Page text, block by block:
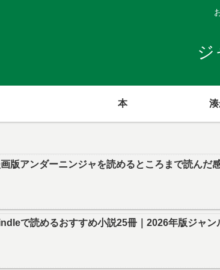
ジ
本 湊
版アンダーニンジャを読めるところまで読んだ
で読めるおすすめ小説25冊｜2026年版ジャン